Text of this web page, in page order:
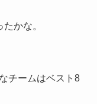
かな。
チームはベスト8